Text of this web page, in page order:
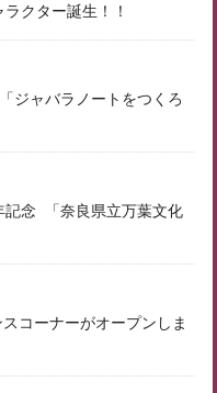
クター誕生！！
ジャバラノートをつくろ
記念 「奈良県立万葉文化
コーナーがオープンしま